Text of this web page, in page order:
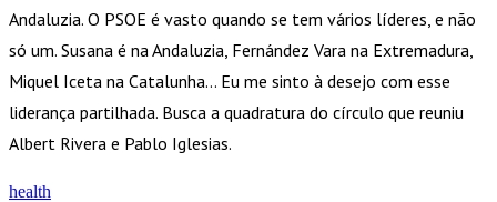
Andaluzia. O PSOE é vasto quando se tem vários líderes, e não
só um. Susana é na Andaluzia, Fernández Vara na Extremadura,
Miquel Iceta na Catalunha… Eu me sinto à desejo com esse
liderança partilhada. Busca a quadratura do círculo que reuniu
Albert Rivera e Pablo Iglesias.
health